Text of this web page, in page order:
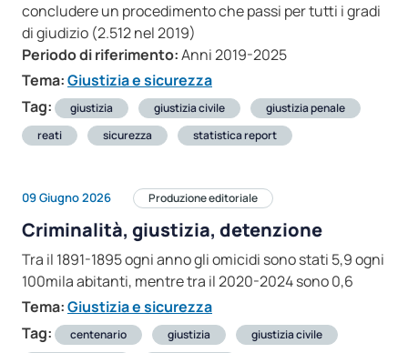
concludere un procedimento che passi per tutti i gradi
di giudizio (2.512 nel 2019)
Periodo di riferimento:Anni 2019-2025
Tema:Giustizia e sicurezza
Tag:
giustizia giustizia civile
giustizia penale
reati
sicurezza statistica report
09 Giugno 2026 Produzione editoriale
Criminalità, giustizia, detenzione
Tra il 1891-1895 ogni anno gli omicidi sono stati 5,9 ogni
100mila abitanti, mentre tra il 2020-2024 sono 0,6
Tema:Giustizia e sicurezza
Tag:
centenario giustizia
giustizia civile